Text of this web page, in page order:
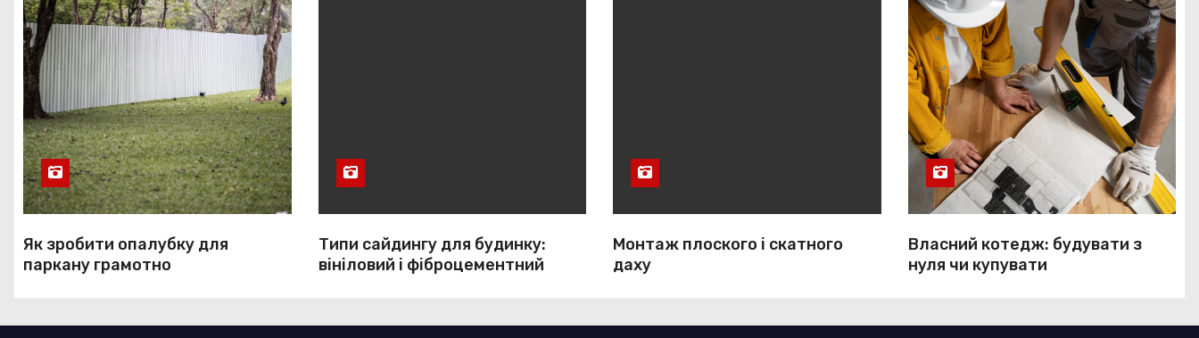
и
с
і
в
Як зробити опалубку для
паркану грамотно
Типи сайдингу для будинку:
вініловий і фіброцементний
Монтаж плоского і скатного
даху
Власний котедж: будувати з
нуля чи купувати